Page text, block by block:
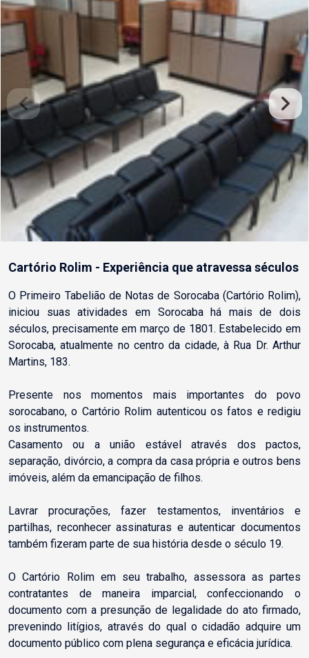
Cartório Rolim - Experiência que atravessa séculos
O Primeiro Tabelião de Notas de Sorocaba (Cartório Rolim),
iniciou suas atividades em Sorocaba há mais de dois
séculos, precisamente em março de 1801. Estabelecido em
Sorocaba, atualmente no centro da cidade, à Rua Dr. Arthur
Martins, 183.
Presente nos momentos mais importantes do povo
sorocabano, o Cartório Rolim autenticou os fatos e redigiu
os instrumentos.
Casamento ou a união estável através dos pactos,
separação, divórcio, a compra da casa própria e outros bens
imóveis, além da emancipação de filhos.
Lavrar procurações, fazer testamentos, inventários e
partilhas, reconhecer assinaturas e autenticar documentos
também fizeram parte de sua história desde o século 19.
O Cartório Rolim em seu trabalho, assessora as partes
contratantes de maneira imparcial, confeccionando o
documento com a presunção de legalidade do ato firmado,
prevenindo litígios, através do qual o cidadão adquire um
documento público com plena segurança e eficácia jurídica.